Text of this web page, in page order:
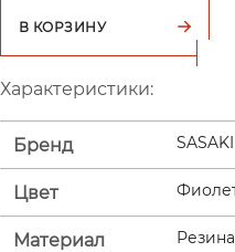
В КОРЗИНУ
Характеристики:
Бренд
Цвет
Материал Резина